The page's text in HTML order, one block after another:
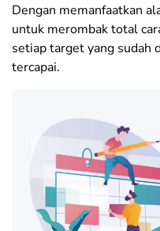
Dengan memanfaatkan
untuk merombak total
setiap target yang sudah
tercapai.